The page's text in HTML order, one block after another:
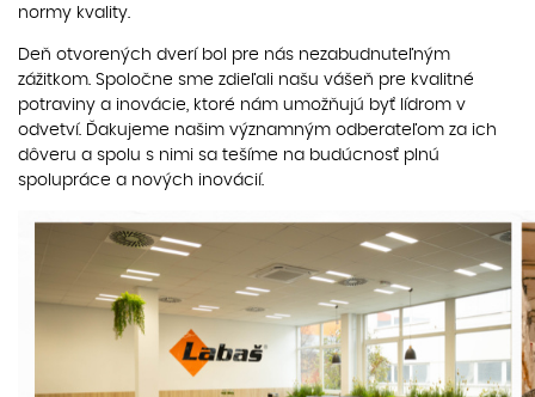
normy kvality.
Deň otvorených dverí bol pre nás nezabudnuteľným
zážitkom. Spoločne sme zdieľali našu vášeň pre kvalitné
potraviny a inovácie, ktoré nám umožňujú byť lídrom v
odvetví. Ďakujeme našim významným odberateľom za ich
dôveru a spolu s nimi sa tešíme na budúcnosť plnú
spolupráce a nových inovácií.